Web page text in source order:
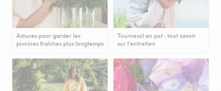
Astuces pour garder les
pivoines fraîches plus longtemps
Tournesol en pot : tout savoir
sur l'entretien